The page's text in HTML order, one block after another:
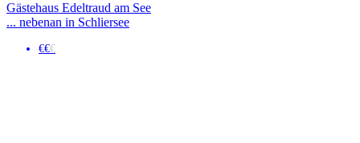
Gästehaus Edeltraud am See
... nebenan in Schliersee
€€€